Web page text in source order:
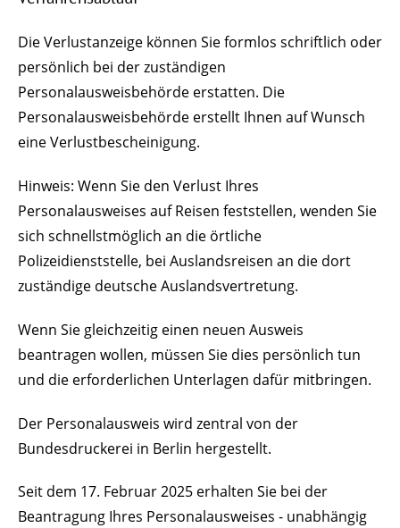
Die Verlustanzeige können Sie formlos schriftlich oder
persönlich bei der zuständigen
Personalausweisbehörde erstatten. Die
Personalausweisbehörde erstellt Ihnen auf Wunsch
eine Verlustbescheinigung.
Hinweis: Wenn Sie den Verlust Ihres
Personalausweises auf Reisen feststellen, wenden Sie
sich schnellstmöglich an die örtliche
Polizeidienststelle, bei Auslandsreisen an die dort
zuständige deutsche Auslandsvertretung.
Wenn Sie gleichzeitig einen neuen Ausweis
beantragen wollen, müssen Sie dies persönlich tun
und die erforderlichen Unterlagen dafür mitbringen.
Der Personalausweis wird zentral von der
Bundesdruckerei in Berlin hergestellt.
Seit dem 17. Februar 2025 erhalten Sie bei der
Beantragung Ihres Personalausweises - unabhängig